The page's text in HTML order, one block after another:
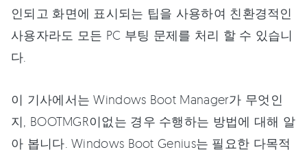
인되고 화면에 표시되는 팁을 사용하여 친환경적인
사용자라도 모든 PC 부팅 문제를 처리 할 수 있습니
다.
이 기사에서는 Windows Boot Manager가 무엇인
지, BOOTMGR이없는 경우 수행하는 방법에 대해 알
아 봅니다. Windows Boot Genius는 필요한 다목적